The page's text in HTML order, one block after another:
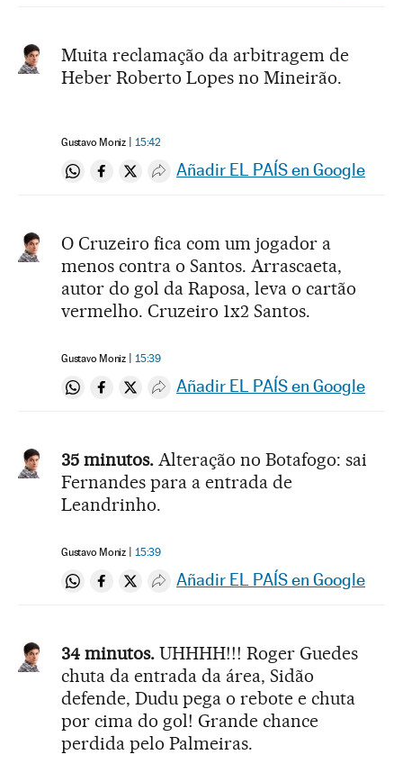
Muita reclamação da arbitragem de
Heber Roberto Lopes no Mineirão.
Gustavo Moniz 15:42
Compartir en Whatsapp
Compartir en Facebook
Compartir en Twitter
Desplegar Redes Sociales
Añadir EL PAÍS en Google
O Cruzeiro fica com um jogador a
menos contra o Santos. Arrascaeta,
autor do gol da Raposa, leva o cartão
vermelho. Cruzeiro 1x2 Santos.
Gustavo Moniz 15:39
Compartir en Whatsapp
Compartir en Facebook
Compartir en Twitter
Desplegar Redes Sociales
Añadir EL PAÍS en Google
35 minutos. Alteração no Botafogo: sai
Fernandes para a entrada de
Leandrinho.
Gustavo Moniz 15:39
Compartir en Whatsapp
Compartir en Facebook
Compartir en Twitter
Desplegar Redes Sociales
Añadir EL PAÍS en Google
34 minutos. UHHHH!!! Roger Guedes
chuta da entrada da área, Sidão
defende, Dudu pega o rebote e chuta
por cima do gol! Grande chance
perdida pelo Palmeiras.